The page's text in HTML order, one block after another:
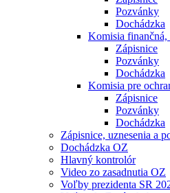
Pozvánky
Dochádzka
Komisia finančná,
Zápisnice
Pozvánky
Dochádzka
Komisia pre
Zápisnice
Pozvánky
Dochádzka
Zápisnice, uznesenia a
Dochádzka OZ
Hlavný kontrolór
Video zo zasadnutia OZ
Voľby prezidenta SR